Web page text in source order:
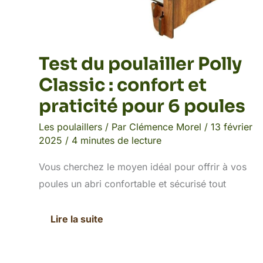
Test du poulailler Polly
Classic : confort et
praticité pour 6 poules
Les poulaillers / Par Clémence Morel / 13 février
2025 / 4 minutes de lecture
Vous cherchez le moyen idéal pour offrir à vos
poules un abri confortable et sécurisé tout
Lire la suite